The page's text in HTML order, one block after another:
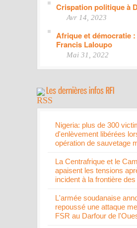
Crispation politique à
Avr 14, 2023
Afrique et démocratie
Francis Laloupo
Mai 31, 2022
Nigeria: plus de 300
d'enlèvement libérées
opération de sauvetage
La Centrafrique et le
apaisent les tensions
incident à la frontière
L'armée soudanaise
repoussé une attaque
FSR au Darfour de